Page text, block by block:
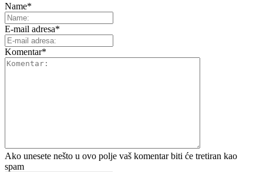
Name*
E-mail adresa*
Komentar*
Ako unesete nešto u ovo polje vaš komentar biti će tretiran kao
spam